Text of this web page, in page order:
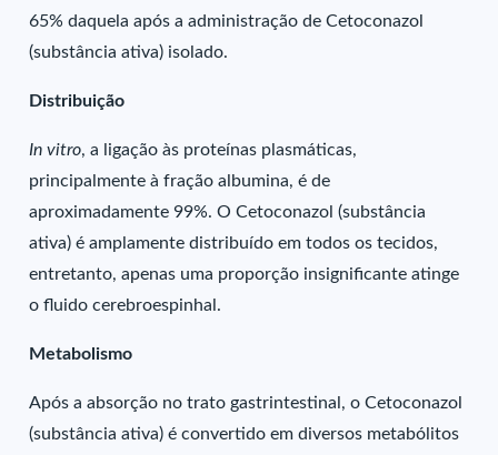
65% daquela após a administração de Cetoconazol
(substância ativa) isolado.
Distribuição
In vitro, a ligação às proteínas plasmáticas,
principalmente à fração albumina, é de
aproximadamente 99%. O Cetoconazol (substância
ativa) é amplamente distribuído em todos os tecidos,
entretanto, apenas uma proporção insignificante atinge
o fluido cerebroespinhal.
Metabolismo
Após a absorção no trato gastrintestinal, o Cetoconazol
(substância ativa) é convertido em diversos metabólitos